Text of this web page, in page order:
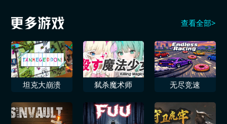
查看全部>
坦克大崩溃 弑杀魔术师 无尽竞速